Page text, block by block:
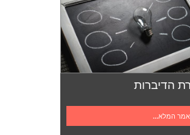
הדיברות
המלא...